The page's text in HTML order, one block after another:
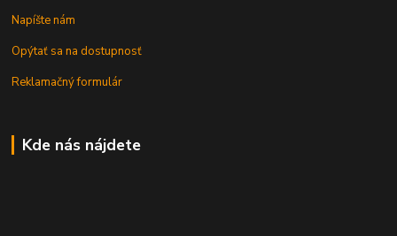
Napíšte nám
Opýtať sa na dostupnosť
Reklamačný formulár
Kde nás nájdete